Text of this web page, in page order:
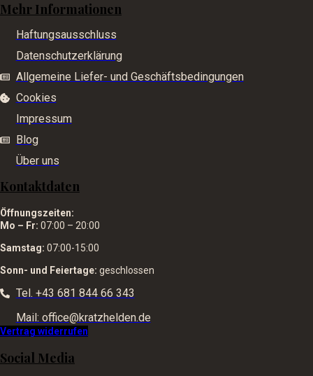
Mehr Informationen
Haftungsausschluss
Datenschutzerklärung
Allgemeine Liefer- und Geschäftsbedingungen
Cookies
Impressum
Blog
Über uns
Kontaktdaten
Öffnungszeiten:
Mo – Fr: 07:00 – 20:00
Samstag: 07:00-15:00
Sonn- und Feiertage: geschlossen
Tel. +43 681 844 66 343
Mail: office@kratzhelden.de
Vertrag widerrufen
Social Media